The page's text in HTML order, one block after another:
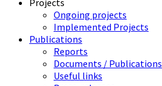
Projects
Ongoing projects
Implemented Projects
Publications
Reports
Documents / Publications
Useful links